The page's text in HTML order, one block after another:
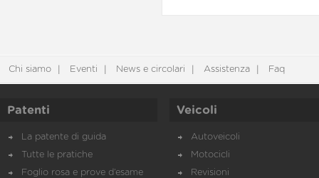
Chi siamo Eventi News e circolari Assistenza Faq
Patenti
La patente di guida
Tutte le pratiche
Foglio rosa e prove d’esame
Veicoli
Autoveicoli
Motocicli
Revisioni